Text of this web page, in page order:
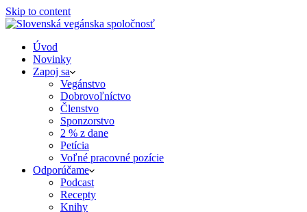
Skip to content
Úvod
Novinky
Zapoj sa
Vegánstvo
Dobrovoľníctvo
Členstvo
Sponzorstvo
2 % z dane
Petícia
Voľné pracovné pozície
Odporúčame
Podcast
Recepty
Knihy